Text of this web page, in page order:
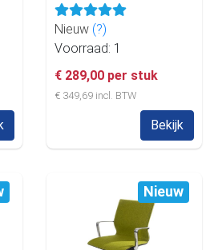
Nieuw (?)
Voorraad: 1
€ 289,00 per stuk
€ 349,69 incl. BTW
Bekijk
Nieuw